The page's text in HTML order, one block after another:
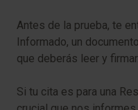
Antes de la prueba, te
Informado, un
que deberás leer y firmar.
Si tu cita es para una